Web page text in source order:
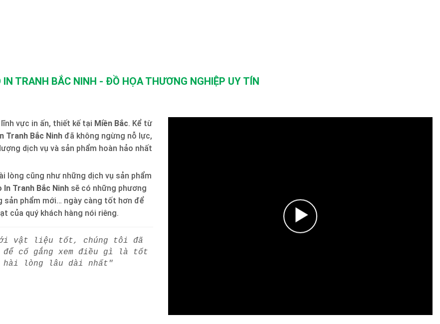
IN TRANH BẮC NINH - ĐỒ HỌA THƯƠNG NGHIỆP UY TÍN
vực in ấn, thiết kế tại Miền Bắc. Kể từ
Tranh Bắc Ninh đã không ngừng nỗ lực,
dịch vụ và sản phẩm hoàn hảo nhất
lòng cũng như những dịch vụ sản phẩm
In Tranh Bắc Ninh sẽ có những phương
sản phẩm mới… ngày càng tốt hơn để
của quý khách hàng nói riêng.
với vật liệu tốt, chúng tôi đã
cố gắng xem điều gì là tốt
hài lòng lâu dài nhất"